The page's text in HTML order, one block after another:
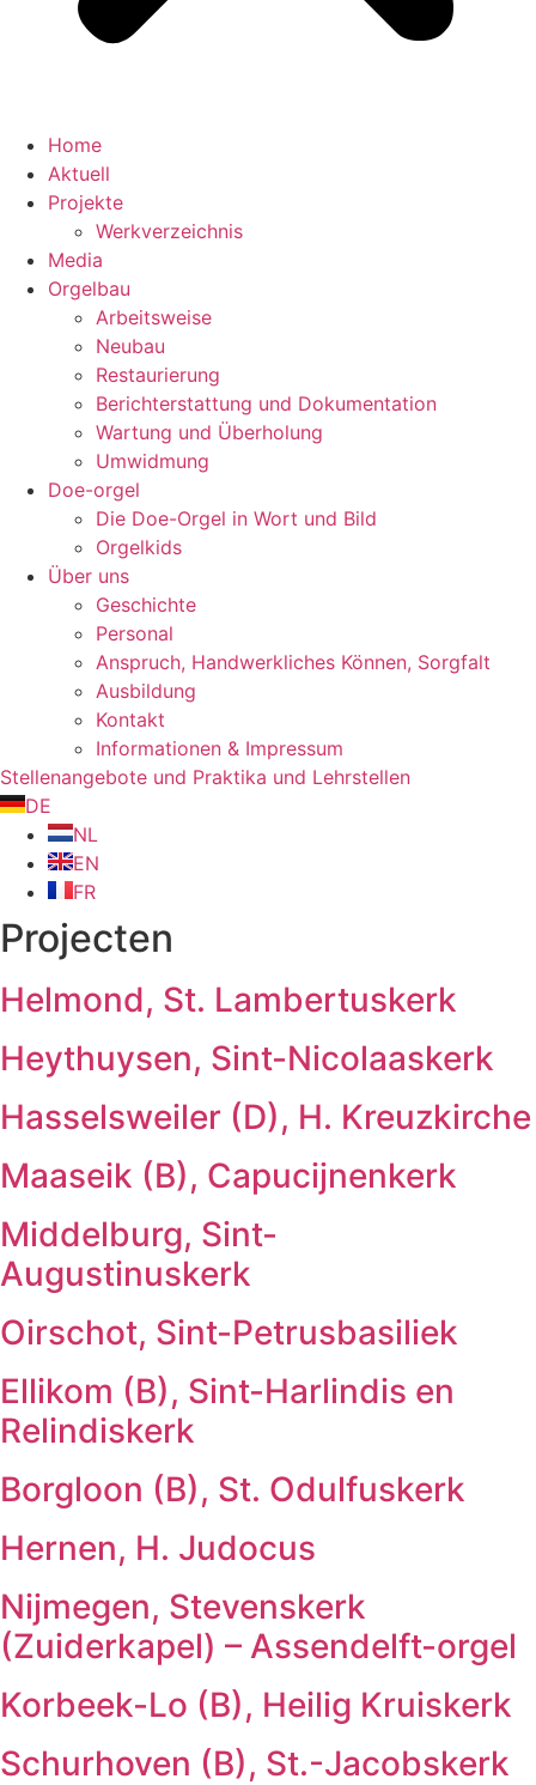
Home
Aktuell
Projekte
Werkverzeichnis
Media
Orgelbau
Arbeitsweise
Neubau
Restaurierung
Berichterstattung und Dokumentation
Wartung und Überholung
Umwidmung
Doe-orgel
Die Doe-Orgel in Wort und Bild
Orgelkids
Über uns
Geschichte
Personal
Anspruch, Handwerkliches Können, Sorgfalt
Ausbildung
Kontakt
Informationen & Impressum
Stellenangebote und Praktika und Lehrstellen
DE
NL
EN
FR
Projecten
Helmond, St. Lambertuskerk
Heythuysen, Sint-Nicolaaskerk
Hasselsweiler (D), H. Kreuzkirche
Maaseik (B), Capucijnenkerk
Middelburg, Sint-
Augustinuskerk
Oirschot, Sint-Petrusbasiliek
Ellikom (B), Sint-Harlindis en
Relindiskerk
Borgloon (B), St. Odulfuskerk
Hernen, H. Judocus
Nijmegen, Stevenskerk
(Zuiderkapel) – Assendelft-orgel
Korbeek-Lo (B), Heilig Kruiskerk
Schurhoven (B), St.-Jacobskerk